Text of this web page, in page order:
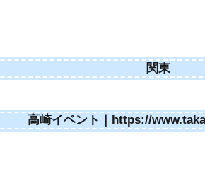
関東
高崎イベント｜https://